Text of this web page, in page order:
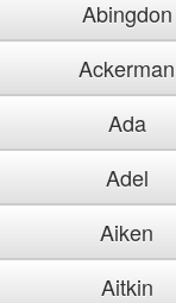
Abingdon
Ackerman
Ada
Adel
Aiken
Aitkin